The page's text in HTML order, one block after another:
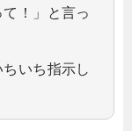
！」と言っ
いち指示し